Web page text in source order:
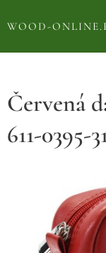
WOOD-
Červená
611-0395-